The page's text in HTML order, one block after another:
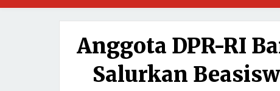
Anggota DPR-RI
Salurkan